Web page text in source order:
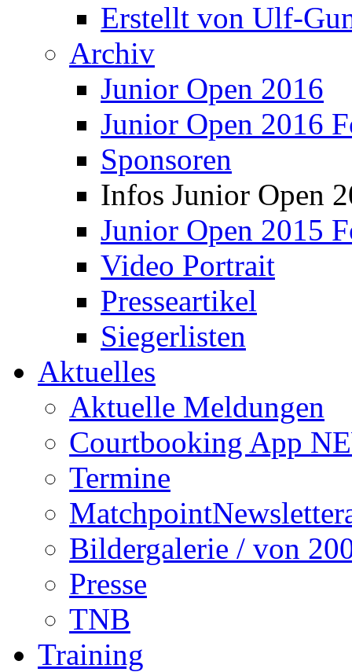
Erstellt von Ulf-
Archiv
Junior Open 2016
Junior Open 2016
Sponsoren
Infos Junior Open
Junior Open 2015
Video Portrait
Presseartikel
Siegerlisten
Aktuelles
Aktuelle Meldungen
Courtbooking App
Termine
Matchpoint
Bildergalerie / von
Presse
TNB
Training